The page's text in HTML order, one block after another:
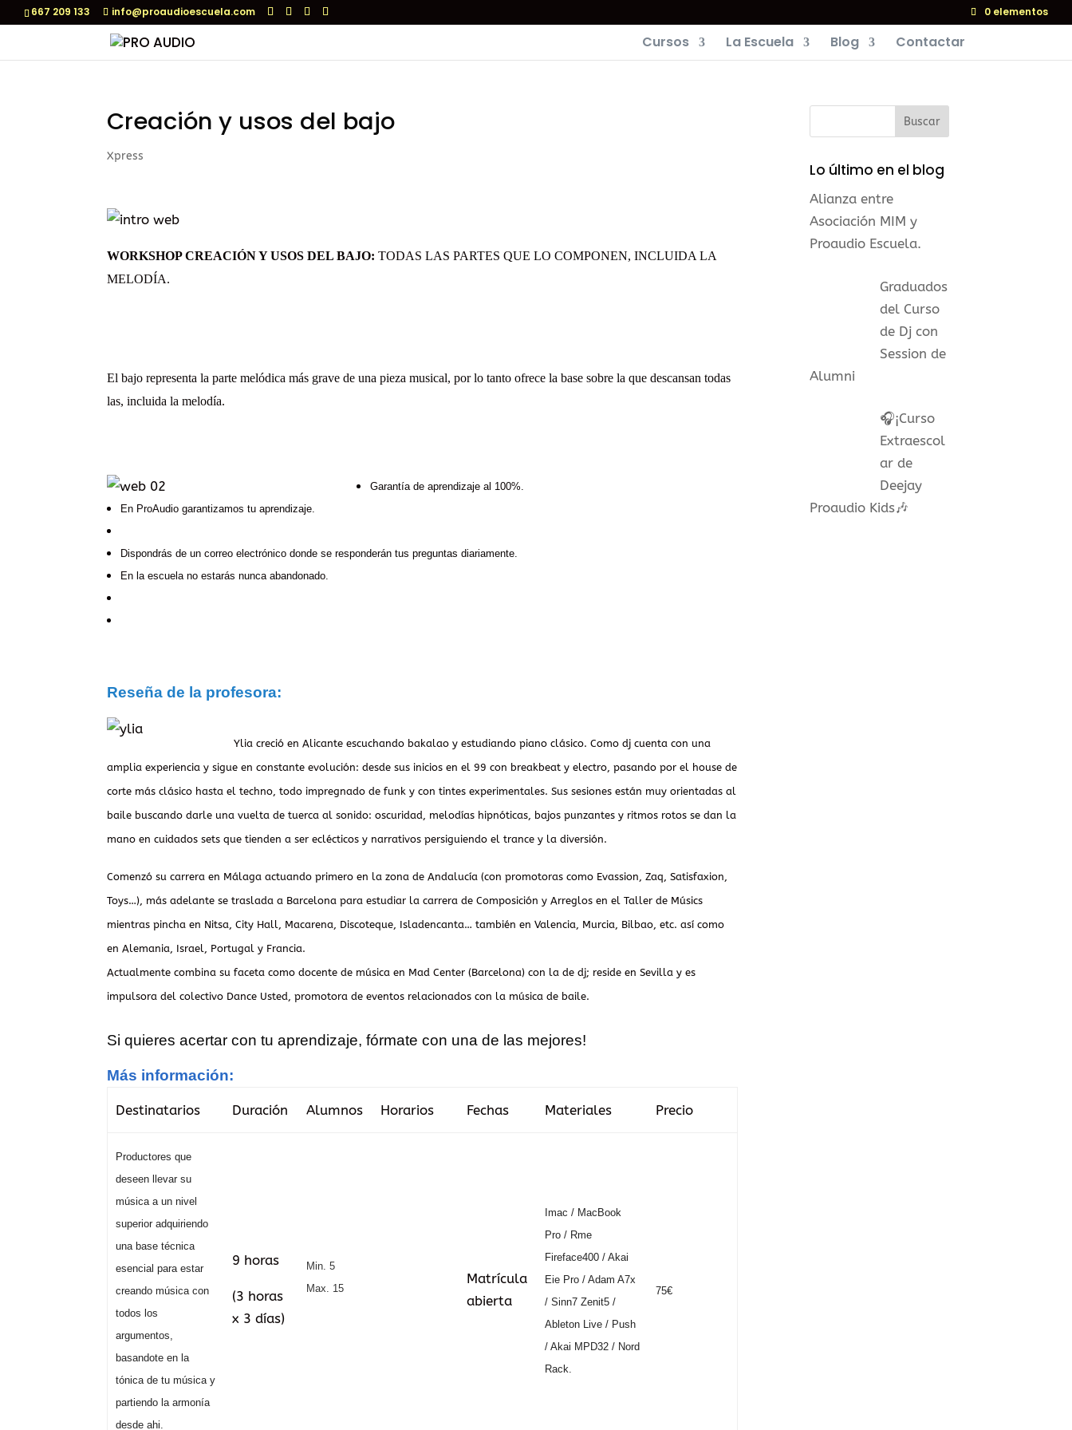
667 209 133 info@proaudioescuela.com 0 elementos
Cursos La Escuela Blog Contactar
Creación y usos del bajo
Xpress
WORKSHOP CREACIÓN Y USOS DEL BAJO: TODAS LAS PARTES QUE LO COMPONEN, INCLUIDA LA
MELODÍA.
El bajo representa la parte melódica más grave de una pieza musical, por lo tanto ofrece la base sobre la que descansan todas
las, incluida la melodía.
Garantía de aprendizaje al 100%.
En ProAudio garantizamos tu aprendizaje.
Dispondrás de un correo electrónico donde se responderán tus preguntas diariamente.
En la escuela no estarás nunca abandonado.
Reseña de la profesora:
Ylia creció en Alicante escuchando bakalao y estudiando piano clásico. Como dj cuenta con una
amplia experiencia y sigue en constante evolución: desde sus inicios en el 99 con breakbeat y electro, pasando por el house de
corte más clásico hasta el techno, todo impregnado de funk y con tintes experimentales. Sus sesiones están muy orientadas al
baile buscando darle una vuelta de tuerca al sonido: oscuridad, melodías hipnóticas, bajos punzantes y ritmos rotos se dan la
mano en cuidados sets que tienden a ser eclécticos y narrativos persiguiendo el trance y la diversión.
Comenzó su carrera en Málaga actuando primero en la zona de Andalucía (con promotoras como Evassion, Zaq, Satisfaxion,
Toys…), más adelante se traslada a Barcelona para estudiar la carrera de Composición y Arreglos en el Taller de Músics
mientras pincha en Nitsa, City Hall, Macarena, Discoteque, Isladencanta… también en Valencia, Murcia, Bilbao, etc. así como
en Alemania, Israel, Portugal y Francia.
Actualmente combina su faceta como docente de música en Mad Center (Barcelona) con la de dj; reside en Sevilla y es
impulsora del colectivo Dance Usted, promotora de eventos relacionados con la música de baile.
Si quieres acertar con tu aprendizaje, fórmate con una de las mejores!
Más información:
Destinatarios Duración Alumnos Horarios Fechas Materiales Precio
Productores que
deseen llevar su
música a un nivel
superior adquiriendo
una base técnica
esencial para estar
creando música con
todos los
argumentos,
basandote en la
tónica de tu música y
partiendo la armonía
desde ahi.
9 horas
(3 horas
x 3 días)
Min. 5
Max. 15
Matrícula
abierta
Imac / MacBook
Pro / Rme
Fireface400 / Akai
Eie Pro / Adam A7x
/ Sinn7 Zenit5 /
Ableton Live / Push
/ Akai MPD32 / Nord
Rack.
75€
Lo último en el blog
Alianza entre
Asociación MIM y
Proaudio Escuela.
Graduados
del Curso
de Dj con
Session de
Alumni
🎧¡Curso
Extraescol
ar de
Deejay
Proaudio Kids🎶